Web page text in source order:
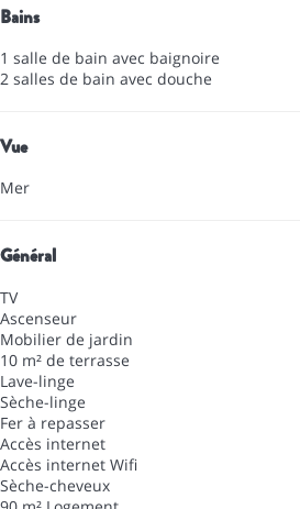
Bains
1 salle de bain avec baignoire
2 salles de bain avec douche
Vue
Mer
Général
TV
Ascenseur
Mobilier de jardin
10 m² de terrasse
Lave-linge
Sèche-linge
Fer à repasser
Accès internet
Accès internet Wifi
Sèche-cheveux